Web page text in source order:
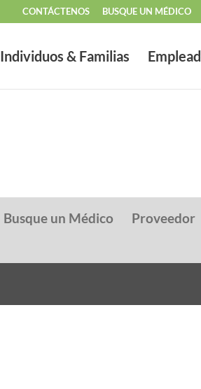
CONTÁCTENOS BUSQUE UN MÉDICO
Individuos & Familias
Busque un Médico Proveedor